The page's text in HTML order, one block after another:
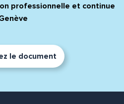
professionnelle et continue
le document